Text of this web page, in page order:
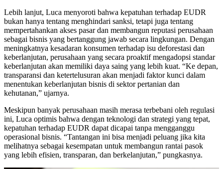
Lebih lanjut, Luca menyoroti bahwa kepatuhan terhadap EUDR
bukan hanya tentang menghindari sanksi, tetapi juga tentang
mempertahankan akses pasar dan membangun reputasi perusahaan
sebagai bisnis yang bertanggung jawab secara lingkungan. Dengan
meningkatnya kesadaran konsumen terhadap isu deforestasi dan
keberlanjutan, perusahaan yang secara proaktif mengadopsi standar
keberlanjutan akan memiliki daya saing yang lebih kuat. “Ke depan,
transparansi dan ketertelusuran akan menjadi faktor kunci dalam
menentukan keberlanjutan bisnis di sektor pertanian dan
kehutanan,” ujarnya.
Meskipun banyak perusahaan masih merasa terbebani oleh regulasi
ini, Luca optimis bahwa dengan teknologi dan strategi yang tepat,
kepatuhan terhadap EUDR dapat dicapai tanpa mengganggu
operasional bisnis. “Tantangan ini bisa menjadi peluang jika kita
melihatnya sebagai kesempatan untuk membangun rantai pasok
yang lebih efisien, transparan, dan berkelanjutan,” pungkasnya.